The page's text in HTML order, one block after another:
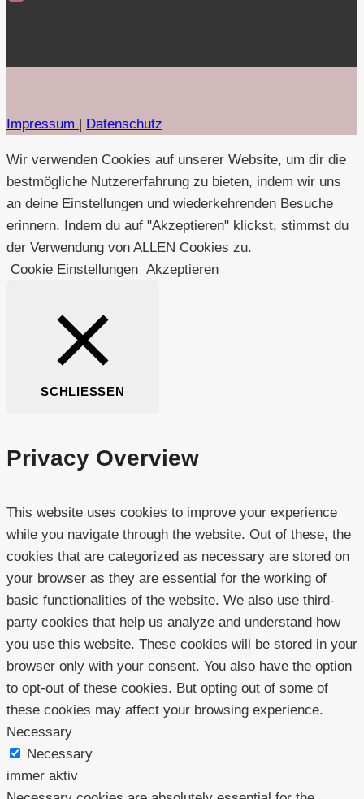
Impressum | Datenschutz
Wir verwenden Cookies auf unserer Website, um dir die
bestmögliche Nutzererfahrung zu bieten, indem wir uns
an deine Einstellungen und wiederkehrenden Besuche
erinnern. Indem du auf "Akzeptieren" klickst, stimmst du
der Verwendung von ALLEN Cookies zu.
Cookie Einstellungen Akzeptieren
SCHLIESSEN
Privacy Overview
This website uses cookies to improve your experience
while you navigate through the website. Out of these, the
cookies that are categorized as necessary are stored on
your browser as they are essential for the working of
basic functionalities of the website. We also use third-
party cookies that help us analyze and understand how
you use this website. These cookies will be stored in your
browser only with your consent. You also have the option
to opt-out of these cookies. But opting out of some of
these cookies may affect your browsing experience.
Necessary
Necessary
immer aktiv